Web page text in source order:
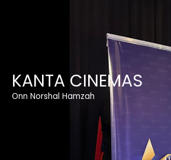
KANTA CINEMAS
Onn Norshal Hamzah